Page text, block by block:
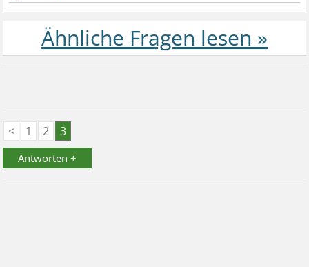
< 1 2 3
Antworten +